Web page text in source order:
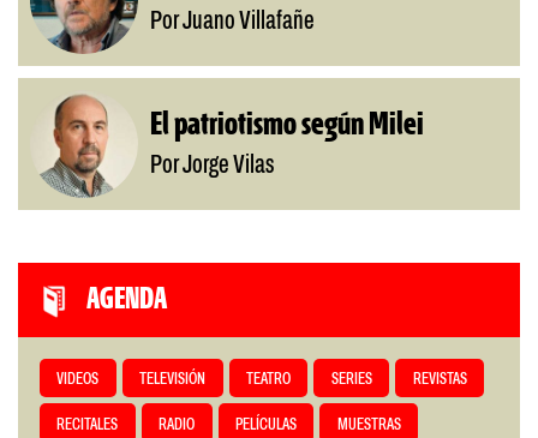
Por Juano Villafañe
El patriotismo según Milei
Por Jorge Vilas
AGENDA
VIDEOS TELEVISIÓN TEATRO SERIES REVISTAS
RECITALES RADIO PELÍCULAS MUESTRAS